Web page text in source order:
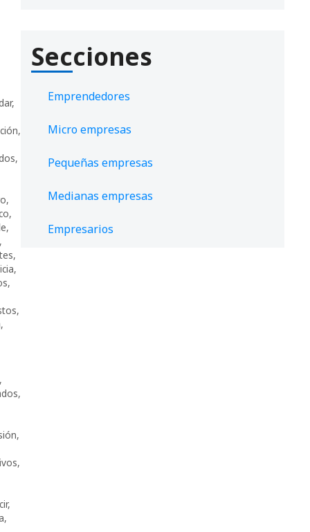
,
,
,
,
,
,
,
,
,
,
,
,
,
,
,
,
,
,
Secciones
Emprendedores
Micro empresas
Pequeñas empresas
Medianas empresas
Empresarios